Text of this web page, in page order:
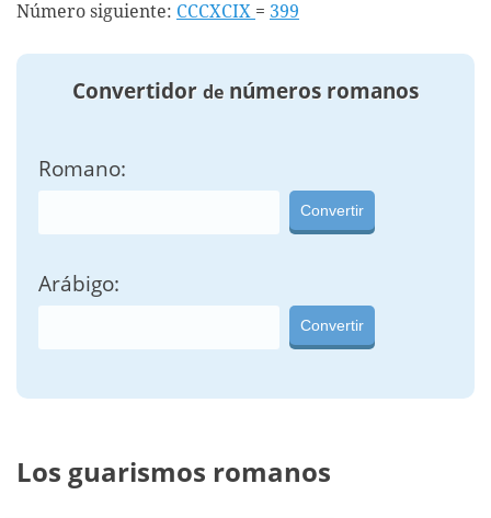
Número siguiente: CCCXCIX = 399
Convertidor de números romanos
Romano:
Convertir
Arábigo:
Convertir
Los guarismos romanos